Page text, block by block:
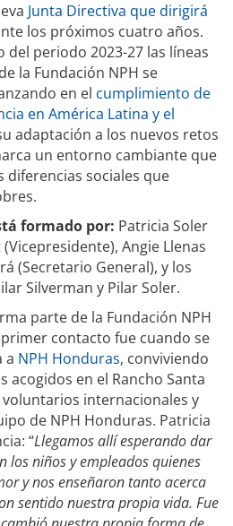
Junta Directiva que dirigirá
los próximos cuatro años.
del periodo 2023-27 las líneas
la Fundación NPH se
en el cumplimiento de
en América Latina y el
adaptación a los nuevos retos
un entorno cambiante que
diferencias sociales que
formado por: Patricia Soler
Angie Llenas
(Secretario General), y los
Silverman y Pilar Soler.
parte de la Fundación NPH
contacto fue cuando se
a NPH Honduras, conviviendo
acogidos en el Rancho Santa
voluntarios internacionales y
de NPH Honduras. Patricia
“Llegamos allí esperando dar
los niños y empleados quienes
y nos enseñaron tanto acerca
sentido nuestra propia vida. Fue